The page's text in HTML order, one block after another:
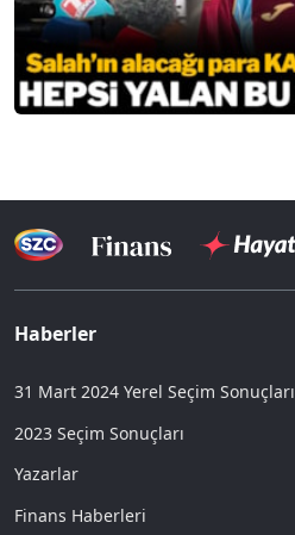
Haberler
31 Mart 2024 Yerel Seçim Sonuçları
2023 Seçim Sonuçları
Yazarlar
Finans Haberleri